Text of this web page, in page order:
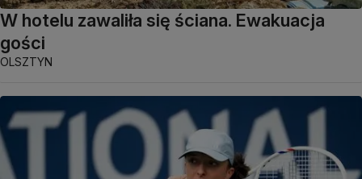
W hotelu zawaliła się ściana. Ewakuacja
gości
OLSZTYN